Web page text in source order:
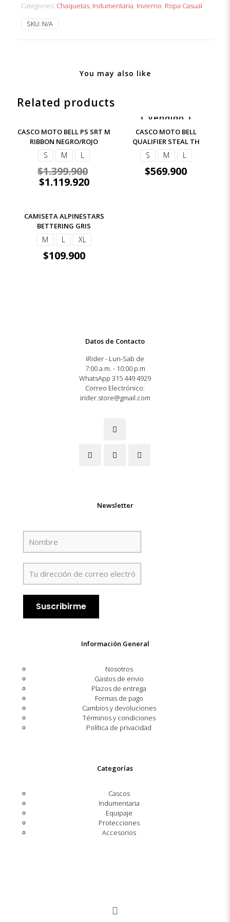
Categories: Chaquetas, Indumentaria, Invierno, Ropa Casual
SKU: N/A
You may also like
Related products
-20%
CASCO MOTO BELL PS SRT M
RIBBON NEGRO/ROJO
S M L
$1.399.900
$1.119.920
Vendido
CASCO MOTO BELL
QUALIFIER STEAL TH
S M L
$569.900
CAMISETA ALPINESTARS
BETTERING GRIS
M L XL
$109.900
Datos de Contacto
iRider - Lun-Sab de
7:00 a.m. - 10:00 p.m
WhatsApp 315 449 4929
Correo Electrónico:
irider.store@gmail.com
Newsletter
Información General
Nosotros
Gastos de envio
Plazos de entrega
Formas de pago
Cambios y devoluciones
Términos y condiciones
Política de privacidad
Categorías
Cascos
Indumentaria
Equipaje
Protecciones
Accesorios